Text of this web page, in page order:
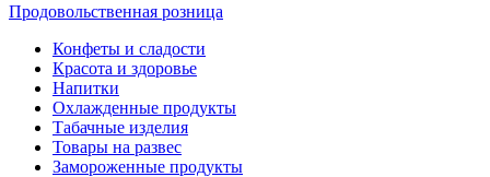
Продовольственная розница
Конфеты и сладости
Красота и здоровье
Напитки
Охлажденные продукты
Табачные изделия
Товары на развес
Замороженные продукты